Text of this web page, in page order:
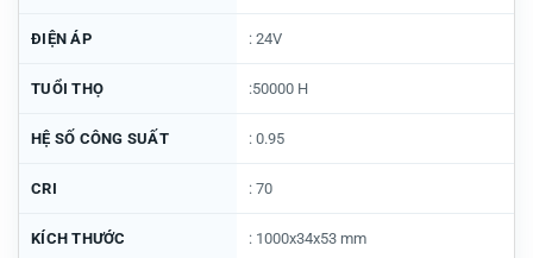
ĐIỆN ÁP : 24V
TUỔI THỌ :50000 H
HỆ SỐ CÔNG SUẤT : 0.95
CRI : 70
KÍCH THƯỚC : 1000x34x53 mm